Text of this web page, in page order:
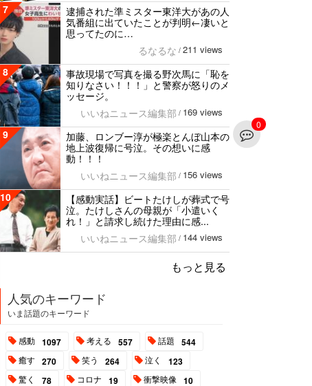
0
7
逮捕された準ミスター東洋大があの人
気番組に出ていたことが判明←凄いと
思ってたのに…
るなるな / 211 views
8
事故現場で写真を撮る野次馬に「恥を
知りなさい！！！」と警察が怒りのメ
ッセージ。
いいねニュース編集部 / 169 views
9
加藤、ロンブー淳が極楽とんぼ山本の
地上波復帰に号泣。その想いに感
動！！！
いいねニュース編集部 / 156 views
10
【感動実話】ビートたけしが葬式で号
泣。たけしさんの母親が「小遣いく
れ！」と請求し続けた理由に感...
いいねニュース編集部 / 144 views
もっと見る
人気のキーワード
いま話題のキーワード
感動 1097 考える 557 話題 544
癒す 270 笑う 264 泣く 123
驚く 78 コロナ 19 衝撃映像 10